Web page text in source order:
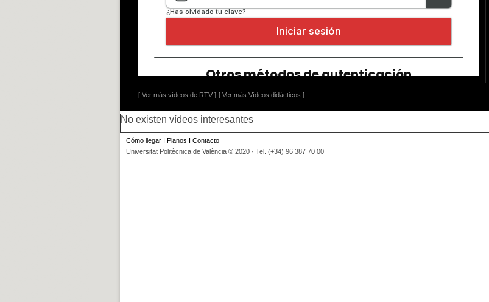
[ Ver más vídeos de RTV ] [ Ver más Vídeos didácticos ]
No existen vídeos interesantes
Cómo llegar I Planos I Contacto
Universitat Politècnica de València © 2020 · Tel. (+34) 96 387 70 00